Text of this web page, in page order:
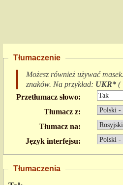
Tłumaczenie
Możesz również używać
znaków. Na przykład: UKR* (
Przetłumacz słowo:
Tłumacz z:
Tłumacz na:
Język interfejsu:
Tłumaczenia